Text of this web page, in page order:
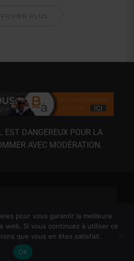
PLUS
EST DANGEREUX POUR LA
AVEC MODÉRATION.
3XL MÉDIAS / BIÈRE ACTU
pour vous garantir la meilleure
web. Si vous continuez à utiliser ce
que vous en êtes satisfait.
OK